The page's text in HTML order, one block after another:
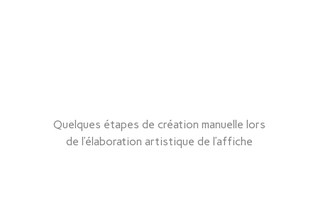
Quelques étapes de création manuelle lors
de l’élaboration artistique de l’affiche